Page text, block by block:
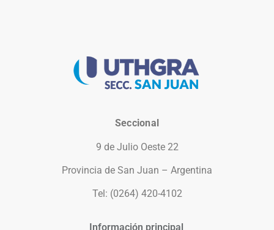
Seccional
9 de Julio Oeste 22
Provincia de San Juan – Argentina
Tel: (0264) 420-4102
Información principal